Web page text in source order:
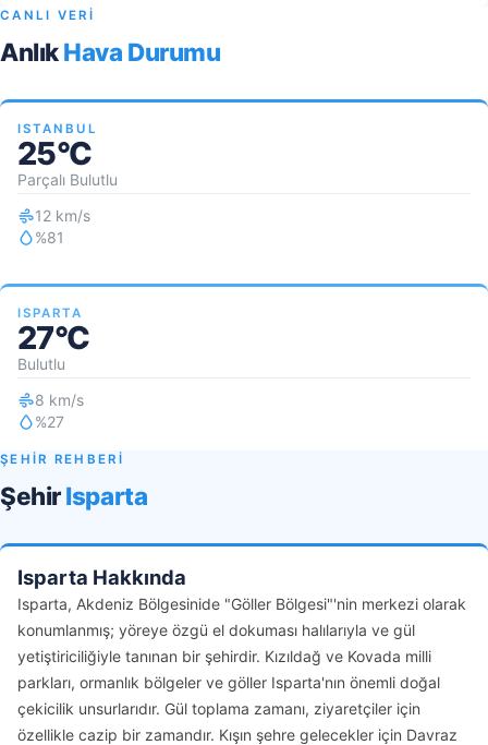
CANLI VERİ
AnlıkHava Durumu
ISTANBUL
25°C
Parçalı Bulutlu
12 km/s
%81
ISPARTA
27°C
Bulutlu
8 km/s
%27
ŞEHİR REHBERİ
ŞehirIsparta
Isparta Hakkında
Isparta, Akdeniz Bölgesinide "Göller Bölgesi"'nin merkezi olarak
konumlanmış; yöreye özgü el dokuması halılarıyla ve gül
yetiştiriciliğiyle tanınan bir şehirdir. Kızıldağ ve Kovada milli
parkları, ormanlık bölgeler ve göller Isparta'nın önemli doğal
çekicilik unsurlarıdır. Gül toplama zamanı, ziyaretçiler için
özellikle cazip bir zamandır. Kışın şehre gelecekler için Davraz